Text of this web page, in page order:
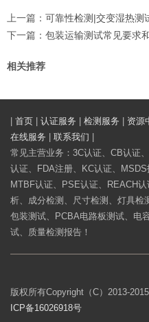
上一篇： 可靠性检测|交变湿热测
下一篇： 包装运输测试常见要求
相关推荐
首页 认证服务 检测服务 资源
在线服务
联系我们
常见主营业务：3C认证、CB认证
认证、FDA注册、KC认证、
MTBF认证、PSE认证、REACH
析、成分检测、尺寸检测、灯具检
包装测试、PCBA电路板测试、电
试、质量检测报告！
版权所有Copyright（C）2013-
ICP备16026918号